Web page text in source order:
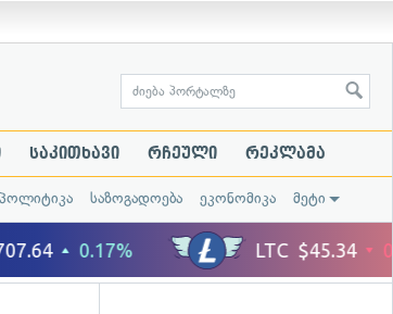
საკითხავი რჩეული რეკლამა
პოლიტიკა საზოგადოება ეკონომიკა მეტი